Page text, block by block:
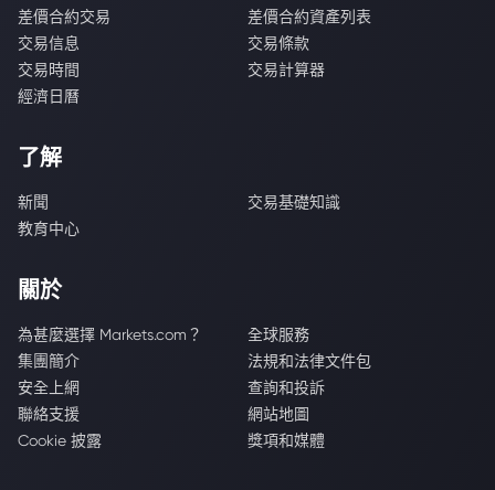
差價合約交易
差價合約資產列表
交易信息
交易條款
交易時間
交易計算器
經濟日曆
了解
新聞
交易基礎知識
教育中心
關於
為甚麼選擇 Markets.com？
全球服務
集團簡介
法規和法律文件包
安全上網
查詢和投訴
聯絡支援
網站地圖
Cookie 披露
獎項和媒體